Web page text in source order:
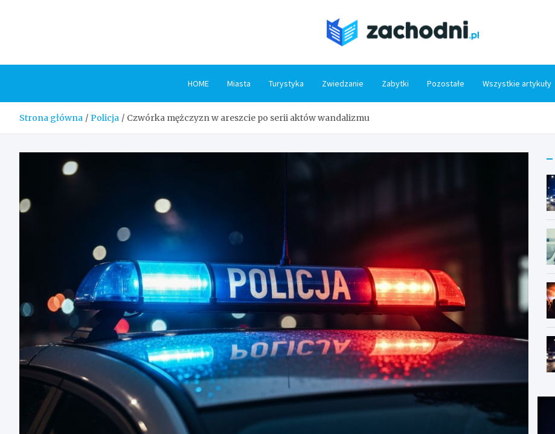
HOME Miasta Turystyka Zwiedzanie Zabytki Pozostałe Wszystkie artykuły
Strona główna Policja Czwórka mężczyzn w areszcie po serii aktów wandalizmu